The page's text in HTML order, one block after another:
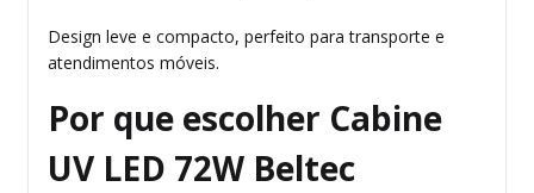
Design leve e compacto, perfeito para transporte e
atendimentos móveis.
Por que escolher Cabine
UV LED 72W Beltec